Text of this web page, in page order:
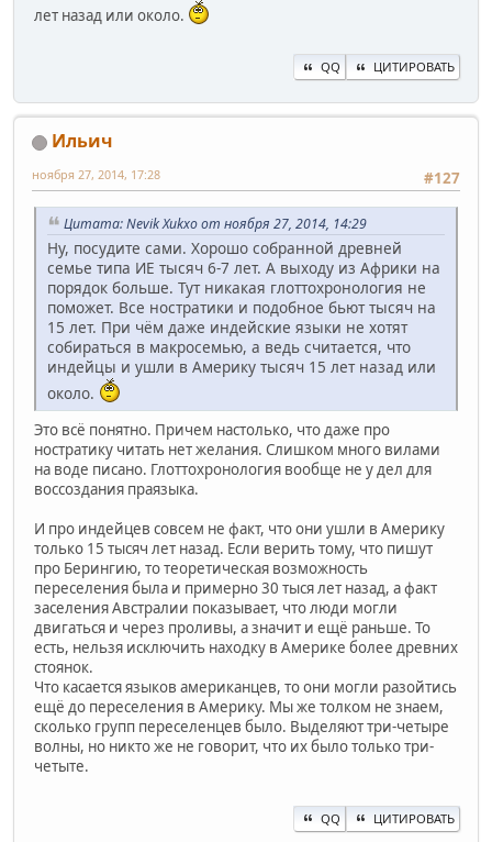
лет назад или около.
QQ ЦИТИРОВАТЬ
Ильич
#127
ноября 27, 2014, 17:28
Цитата: Nevik Xukxo от ноября 27, 2014, 14:29
Ну, посудите сами. Хорошо собранной древней
семье типа ИЕ тысяч 6-7 лет. А выходу из Африки на
порядок больше. Тут никакая глоттохронология не
поможет. Все ностратики и подобное бьют тысяч на
15 лет. При чём даже индейские языки не хотят
собираться в макросемью, а ведь считается, что
индейцы и ушли в Америку тысяч 15 лет назад или
около.
Это всё понятно. Причем настолько, что даже про
ностратику читать нет желания. Слишком много вилами
на воде писано. Глоттохронология вообще не у дел для
воссоздания праязыка.
И про индейцев совсем не факт, что они ушли в Америку
только 15 тысяч лет назад. Если верить тому, что пишут
про Берингию, то теоретическая возможность
переселения была и примерно 30 тыся лет назад, а факт
заселения Австралии показывает, что люди могли
двигаться и через проливы, а значит и ещё раньше. То
есть, нельзя исключить находку в Америке более древних
стоянок.
Что касается языков американцев, то они могли разойтись
ещё до переселения в Америку. Мы же толком не знаем,
сколько групп переселенцев было. Выделяют три-четыре
волны, но никто же не говорит, что их было только три-
четыте.
QQ ЦИТИРОВАТЬ